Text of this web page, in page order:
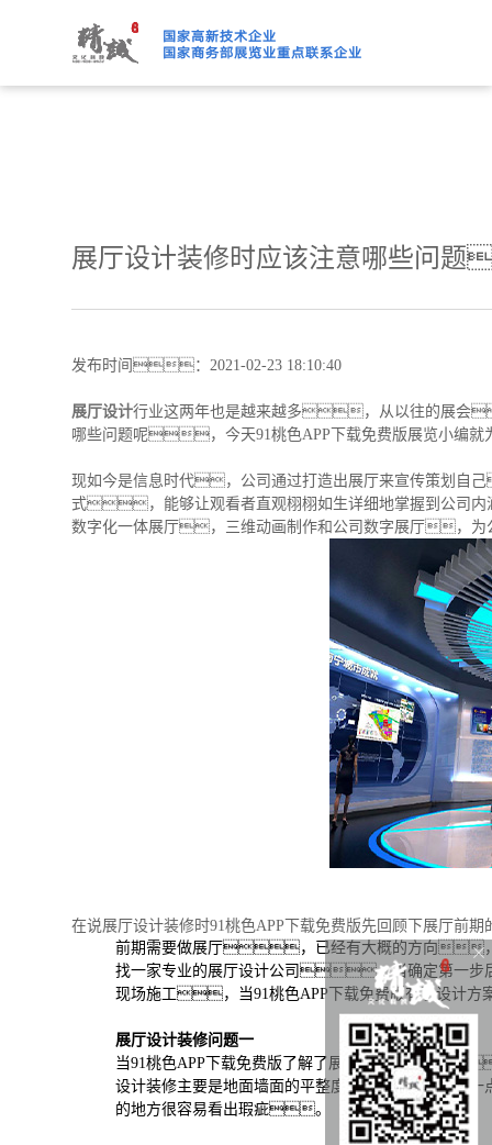
91桃色APP下载免费版,91
展厅设计装修时应该注意哪些问
发布时间：2021-02-23 18:10:40
展厅设计行业这两年也是越来越多，从以往的展会
哪些问题呢，今天91桃色APP下载免费版展览小编
现如今是信息时代，公司通过打造出展厅来宣传策划自
式，能够让观看者直观栩栩如生详细地掌握到公
数字化一体展厅，三维动画制作和公司数字展厅，
在说展厅设计装修时91桃色APP下载免费版先回顾下展厅前
前期需要做展厅，已经有大概的方向
找一家专业的展厅设计公司，当确定第一
现场施工，当91桃色APP下载免费版有了设计
展厅设计装修问题一
当91桃色APP下载免费版了解了展厅的建造过程
设计装修主要是地面墙面的平整度，如果有
的地方很容易看出瑕疵。